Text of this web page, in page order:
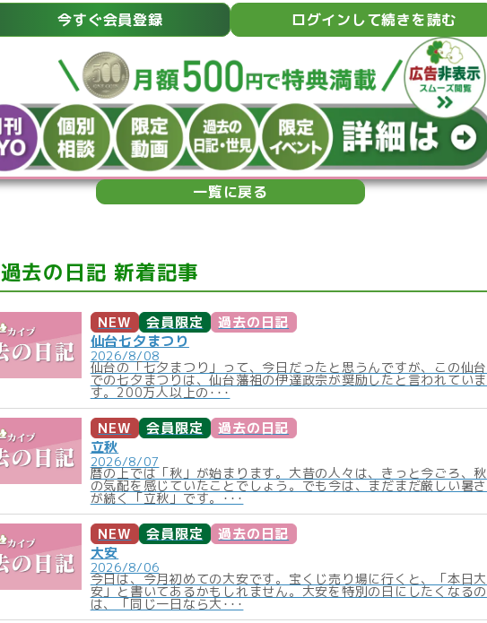
今すぐ会員登録 ログインして続きを読む
一覧に戻る
過去の日記 新着記事
NEW 会員限定
過去の日記
仙台七夕まつり
2026/8/08
仙台の「七夕まつり」って、今日だったと思うんですが、この仙台
での七夕まつりは、仙台藩祖の伊達政宗が奨励したと言われていま
す。200万人以上の･･･
NEW 会員限定
過去の日記
立秋
2026/8/07
暦の上では「秋」が始まります。大昔の人々は、きっと今ごろ、秋
の気配を感じていたことでしょう。でも今は、まだまだ厳しい暑さ
が続く「立秋」です。･･･
NEW 会員限定
過去の日記
大安
2026/8/06
今日は、今月初めての大安です。宝くじ売り場に行くと、「本日大
安」と書いてあるかもしれません。大安を特別の日にしたくなるの
は、「同じ一日なら大･･･